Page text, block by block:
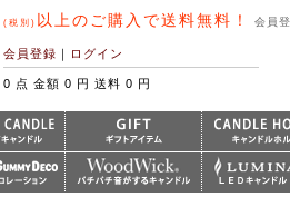
(税別) 以上のご購入で送料無料！ 会員
会員登録 ｜ ログイン
0 点 金額 0 円 送料 0 円